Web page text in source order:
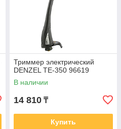
Триммер электрический
DENZEL TE-350 96619
В наличии
14 810 ₸
Купить